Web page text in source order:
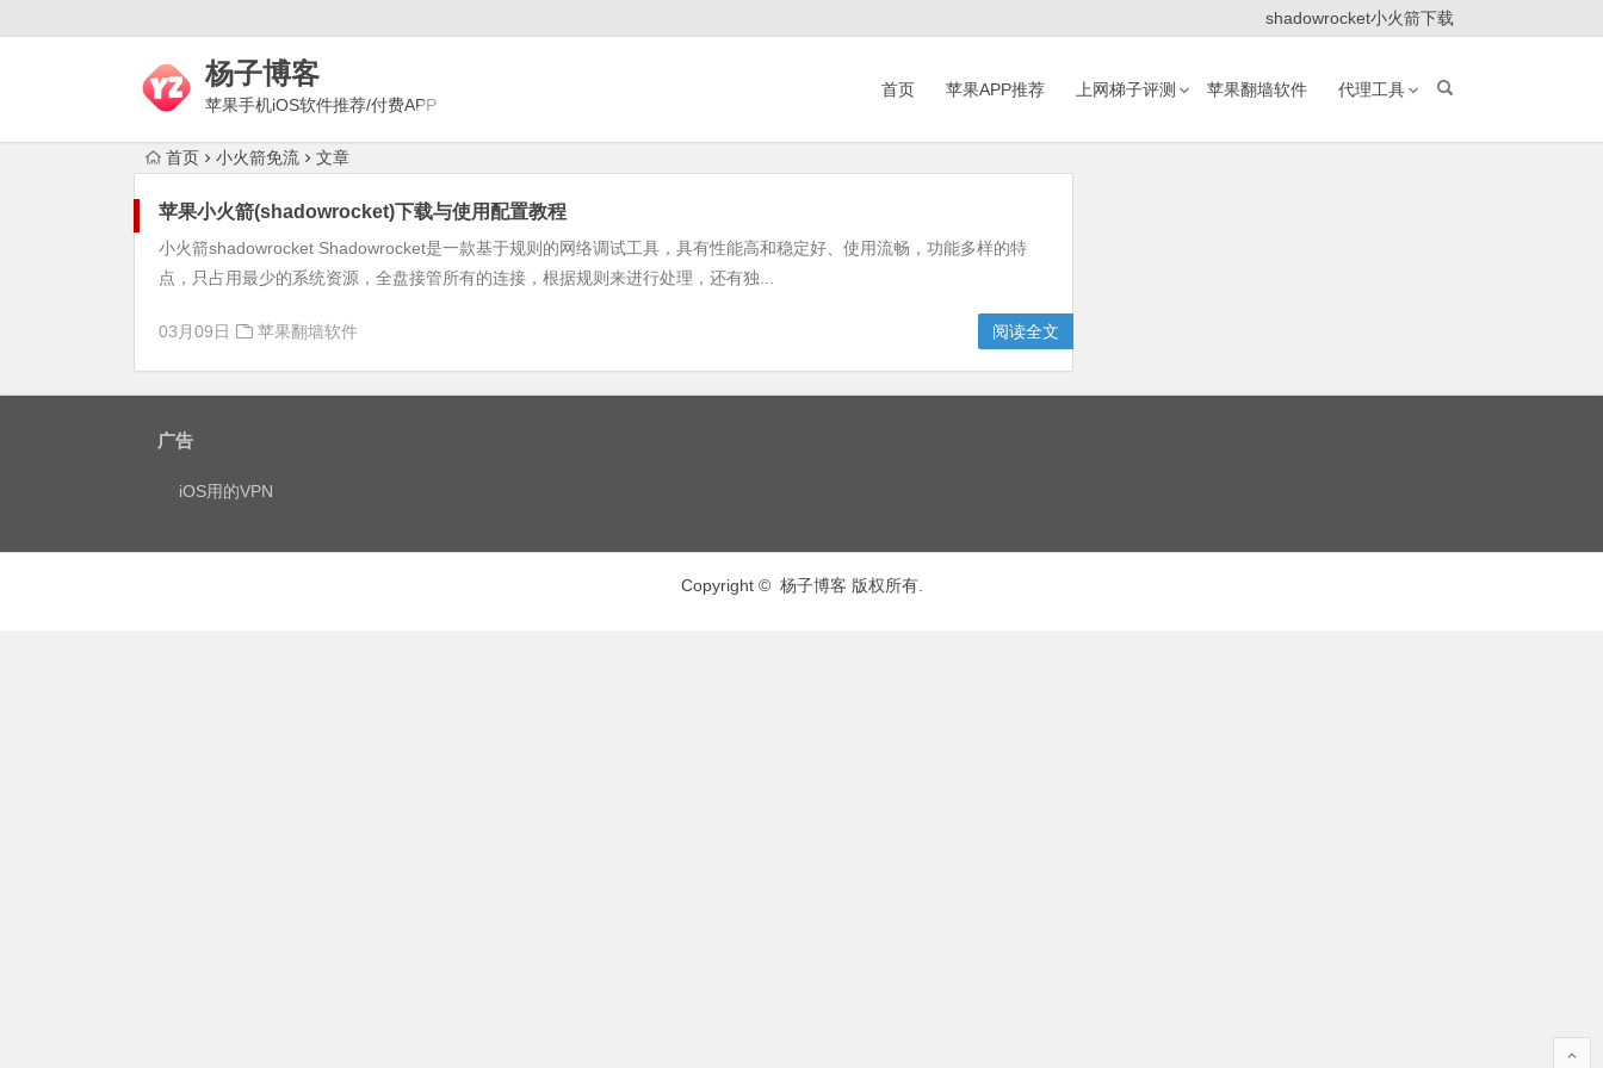
shadowrocket小火箭下载
杨子博客
苹果手机iOS软件推荐/付费APP
首页 苹果APP推荐 上网梯子评测 苹果翻墙软件 代理工具
首页 小火箭免流 文章
苹果小火箭(shadowrocket)下载与使用配置教程
小火箭shadowrocket Shadowrocket是一款基于规则的网络调试工具，具有性能高和稳定好、使用流畅，功能多样的特
点，只占用最少的系统资源，全盘接管所有的连接，根据规则来进行处理，还有独...
03月09日 苹果翻墙软件 阅读全文
广告
iOS用的VPN
Copyright © 杨子博客 版权所有.